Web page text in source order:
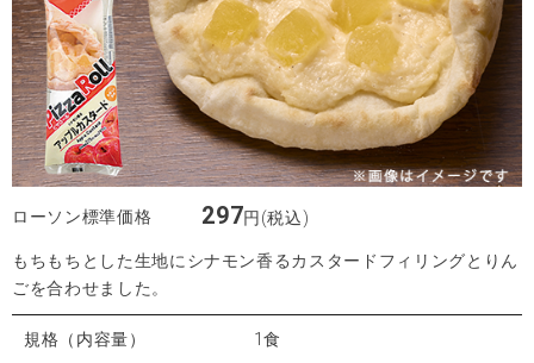
ローソン標準価格 297円(税込)
もちもちとした生地にシナモン香るカスタードフィリングとりん
ごを合わせました。
規格（内容量） 1食